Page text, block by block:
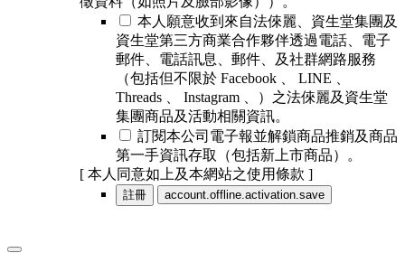
本人願意收到來自法倈麗、資生堂集團及
資生堂第三方商業合作夥伴透過電話、電子
郵件、電話訊息、郵件、及社群網路服務
（包括但不限於 Facebook 、 LINE 、
Threads 、 Instagram 、）之法倈麗及資生堂
集團商品及活動相關資訊。
訂閱本公司電子報並解鎖商品推銷及商品
第一手資訊存取（包括新上市商品）。
[ 本人同意如上及本網站之使用條款 ]
註冊 account.offline.activation.save